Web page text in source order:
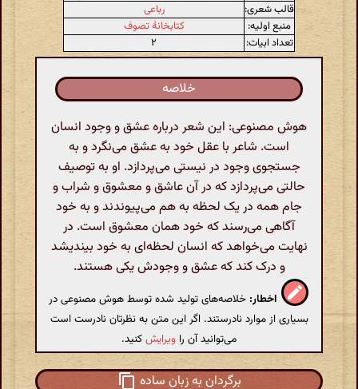
قالب شعری:
رباعی
منبع اولیه:
کتابخانهٔ تصوف
تعداد ابیات:
۲
خلاصه
هوش مصنوعی: این شعر درباره عشق و وجود انسان
است. شاعر با عقل خود به عشق می‌نگرد و به
جستجوی وجود در نیستی می‌پردازد. او به توصیف
حالتی می‌پردازد که در آن عاشق و معشوق و شراب و
جام همه در یک لحظه به هم می‌پیوندند و به خود
آگاهی می‌رسند که خود همان معشوق است. در
نهایت می‌خواهد که انسان لحظه‌ای به خود بیندیشد
و درک کند که عشق و وجودش یکی هستند.
اخطار: خلاصه‌های تولید شده توسط هوش مصنوعی در
بسیاری از موارد نادرستند. اگر این متن به نظرتان نادرست است
می‌توانید آن را ویرایشکنید.
برگردان به زبان ساده